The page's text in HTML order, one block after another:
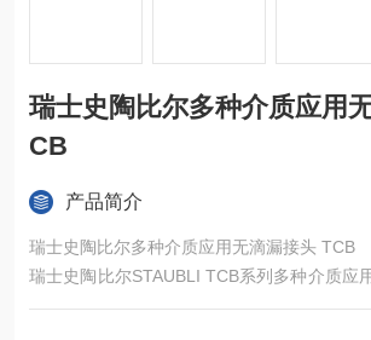
瑞士史陶比尔多种介质应用
CB
产品简介
瑞士史陶比尔多种介质应用无滴漏接头 TCB
瑞士史陶比尔STAUBLI TCB系列多种介质应
TCB 20至TCB 80全型号，依托品牌百年精